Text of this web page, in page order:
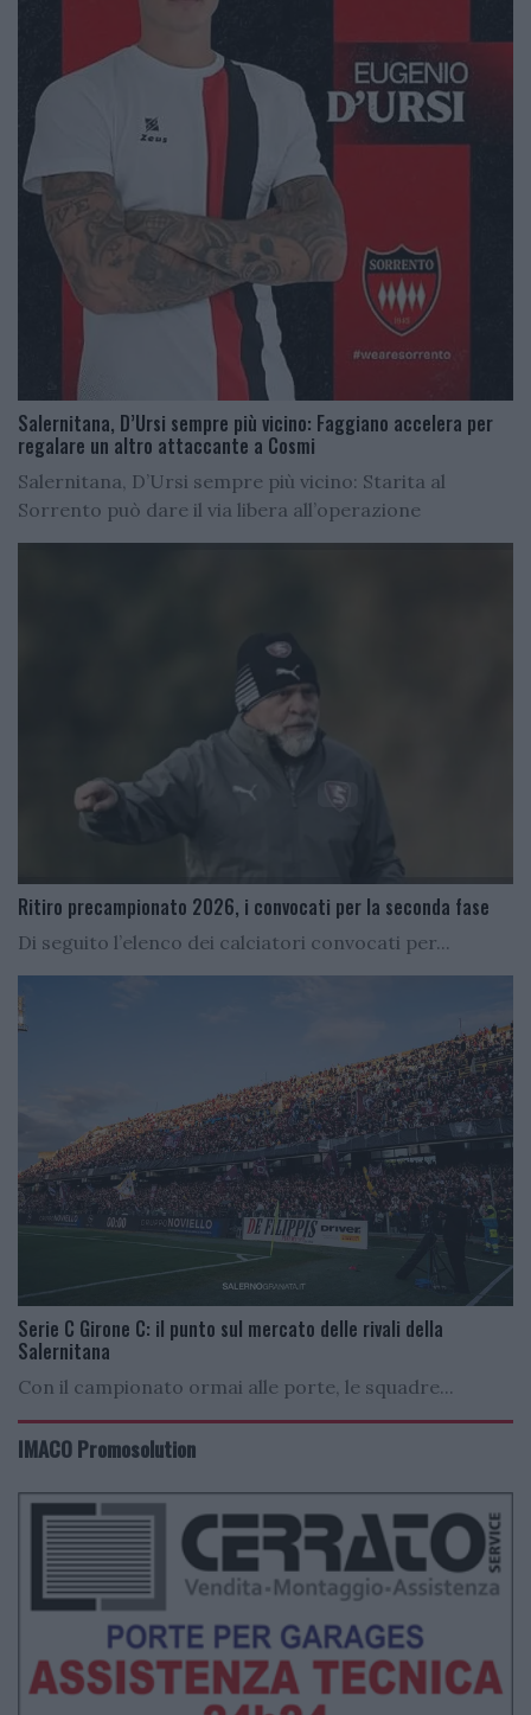
Salernitana, D’Ursi sempre più vicino: Faggiano accelera per
regalare un altro attaccante a Cosmi
Salernitana, D’Ursi sempre più vicino: Starita al
Sorrento può dare il via libera all’operazione
Ritiro precampionato 2026, i convocati per la seconda fase
Di seguito l’elenco dei calciatori convocati per...
Serie C Girone C: il punto sul mercato delle rivali della
Salernitana
Con il campionato ormai alle porte, le squadre...
IMACO Promosolution